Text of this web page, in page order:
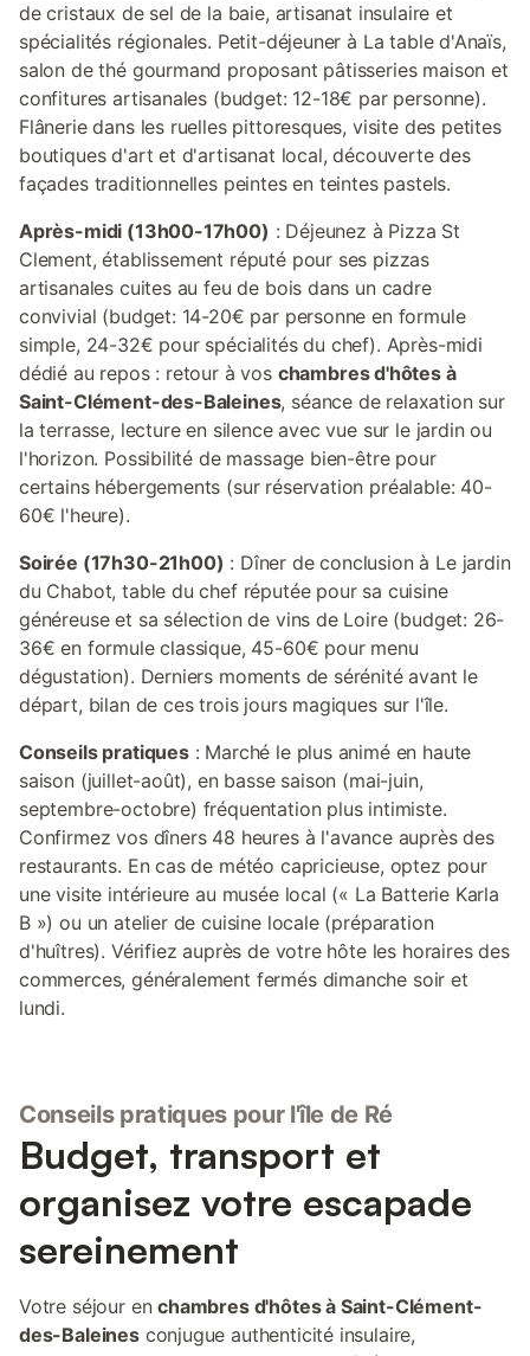
de cristaux de sel de la baie, artisanat insulaire et
spécialités régionales. Petit-déjeuner à La table d'Anaïs,
salon de thé gourmand proposant pâtisseries maison et
confitures artisanales (budget: 12-18€ par personne).
Flânerie dans les ruelles pittoresques, visite des petites
boutiques d'art et d'artisanat local, découverte des
façades traditionnelles peintes en teintes pastels.
Après-midi (13h00-17h00) : Déjeunez à Pizza St
Clement, établissement réputé pour ses pizzas
artisanales cuites au feu de bois dans un cadre
convivial (budget: 14-20€ par personne en formule
simple, 24-32€ pour spécialités du chef). Après-midi
dédié au repos : retour à vos chambres d'hôtes à
Saint-Clément-des-Baleines, séance de relaxation sur
la terrasse, lecture en silence avec vue sur le jardin ou
l'horizon. Possibilité de massage bien-être pour
certains hébergements (sur réservation préalable: 40-
60€ l'heure).
Soirée (17h30-21h00) : Dîner de conclusion à Le jardin
du Chabot, table du chef réputée pour sa cuisine
généreuse et sa sélection de vins de Loire (budget: 26-
36€ en formule classique, 45-60€ pour menu
dégustation). Derniers moments de sérénité avant le
départ, bilan de ces trois jours magiques sur l'île.
Conseils pratiques: Marché le plus animé en haute
saison (juillet-août), en basse saison (mai-juin,
septembre-octobre) fréquentation plus intimiste.
Confirmez vos dîners 48 heures à l'avance auprès des
restaurants. En cas de météo capricieuse, optez pour
une visite intérieure au musée local (« La Batterie Karla
B ») ou un atelier de cuisine locale (préparation
d'huîtres). Vérifiez auprès de votre hôte les horaires des
commerces, généralement fermés dimanche soir et
lundi.
Conseils pratiques pour l'île de Ré
Budget, transport et
organisez votre escapade
sereinement
Votre séjour enchambres d'hôtes à Saint-Clément-
des-Baleinesconjugue authenticité insulaire,